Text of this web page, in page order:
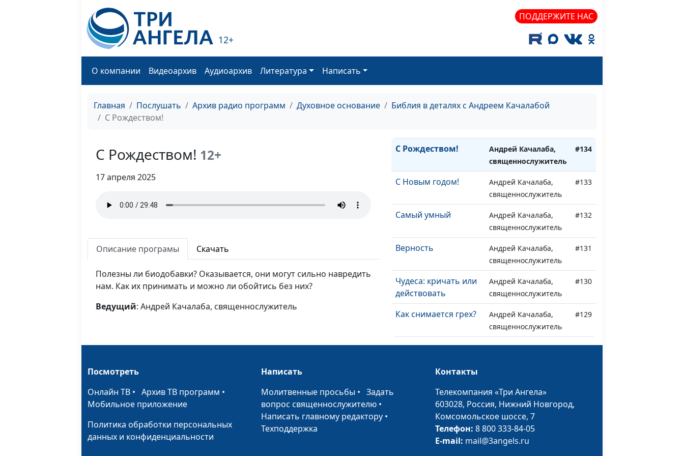
12+
ПОДДЕРЖИТЕ НАС
О компании Видеоархив Аудиоархив Литература Написать
Главная Послушать Архив радио программ Духовное основание
Библия в деталях с Андреем Качалабой
С Рождеством!
С Рождеством! 12+
17 апреля 2025
Описание програмы Скачать
Полезны ли биодобавки? Оказывается, они могут сильно навредить
нам. Как их принимать и можно ли обойтись без них?
Ведущий: Андрей Качалаба, священнослужитель
Андрей Качалаба,
#138
За всё благодарите
Андрей Качалаба,
#136
С Рождеством!
Андрей Качалаба,
священнослужитель
#134
С Новым годом!
Андрей Качалаба,
священнослужитель
#133
Самый умный
Андрей Качалаба,
священнослужитель
#132
Верность
Андрей Качалаба,
священнослужитель
#131
Чудеса: кричать или
действовать
Андрей Качалаба,
священнослужитель
#130
Как снимается грех?
Андрей Качалаба,
священнослужитель
#129
Сладкая ложь
Андрей Качалаба,
#128
священнослужитель
Жизнь без
ограничений
Андрей Качалаба,
священнослужитель
Андрей Качалаба,
Посмотреть
Онлайн ТВ • Архив ТВ программ •
Мобильное приложение
Политика обработки персональных
данных и конфиденциальности
Написать
Молитвенные просьбы •Задать
вопрос священнослужителю •
Написать главному редактору •
Техподдержка
Контакты
Телекомпания «Три Ангела»
603028, Россия, Нижний Новгород,
Комсомольское шоссе, 7
Телефон: 8 800 333-84-05
E-mail: mail@3angels.ru